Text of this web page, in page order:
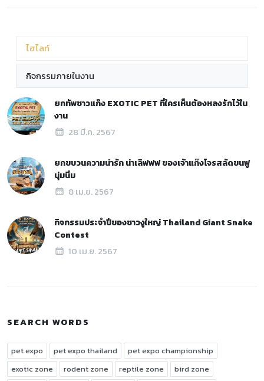
ไฮไลท์
กิจกรรมภายในงาน
ยกทัพชาวแก๊ง EXOTIC PET ที่ใครเห็นต้องหลงรักไว้ใน
งาน
28 มี.ค. 2567
ยกขบวนความน่ารัก น่าเลิฟฟฟ ของเจ้าแก๊งโจรสลัดขนฟู
นุ่มนิ่ม
8 เม.ย. 2567
กิจกรรมประจำปีของชาวงูใหญ่ Thailand Giant Snake
Contest
10 เม.ย. 2567
SEARCH WORDS
pet expo pet expo thailand
pet expo championship
exotic zone
rodent zone reptile zone
bird zone